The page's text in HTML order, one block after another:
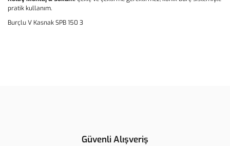
pratik kullanım.
Burçlu V Kasnak SPB 150 3
Ürün açıklamasında eksik bilgiler bulunuyor.
Güvenli Alışveriş